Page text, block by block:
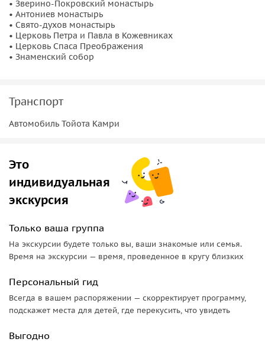
• Зверино-Покровский монастырь
• Антониев монастырь
• Свято-духов монастырь
• Церковь Петра и Павла в Кожевниках
• Церковь Спаса Преображения
• Знаменский собор
Транспорт
Автомобиль Тойота Камри
Это
индивидуальная
экскурсия
Только ваша группа
На экскурсии будете только вы, ваши знакомые или семья.
Время на экскурсии — время, проведенное в кругу близких
Персональный гид
Всегда в вашем распоряжении — скорректирует программу,
подскажет места для детей, где перекусить, что увидеть
Выгодно